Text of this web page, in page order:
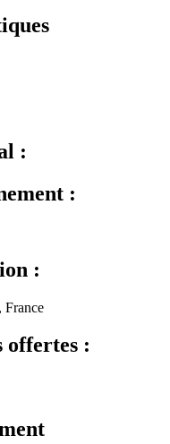
:
:
:
France
offertes :